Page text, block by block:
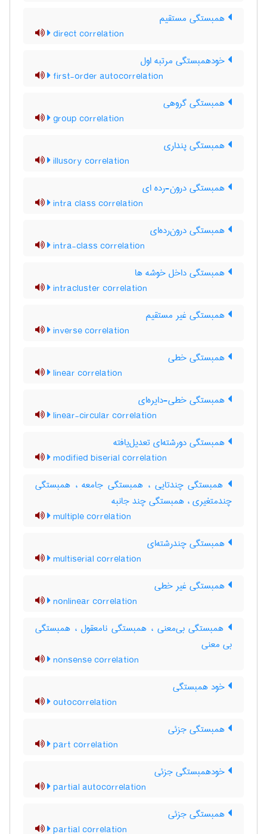
همبستگی مستقیم
direct correlation
خودهمبستگی مرتبه اول
first-order autocorrelation
همبستگی گروهی
group correlation
همبستگی پنداری
illusory correlation
همبستگی درون-رده ای
intra class correlation
همبستگی درون‌رده‌ای
intra-class correlation
همبستگی داخل خوشه ها
intracluster correlation
همبستگی غیر مستقیم
inverse correlation
همبستگی خطی
linear correlation
همبستگی خطی-دایره‌ای
linear-circular correlation
همبستگی دورشته‌ای تعدیل‌یافته
modified biserial correlation
همبستگی چندتایی ، همبستگی جامعه ، همبستگی
چندمتغیری ، همبستگی چند جانبه
multiple correlation
همبستگی چندرشته‌ای
multiserial correlation
همبستگی غیر خطی
nonlinear correlation
همبستگی بی‌معنی ، همبستگی نامعقول ، همبستگی
بی معنی
nonsense correlation
خود همبستگی
outocorrelation
همبستگی جزئی
part correlation
خودهمبستگی جزئی
partial autocorrelation
همبستگی جزئی
partial correlation